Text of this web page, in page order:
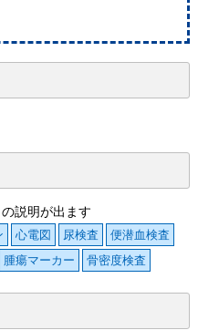
説明が出ます
心電図 尿検査
便潜血検査
腫瘍マーカー 骨密度検査